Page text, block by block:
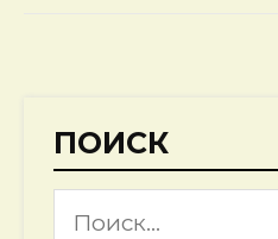
ПОИСК